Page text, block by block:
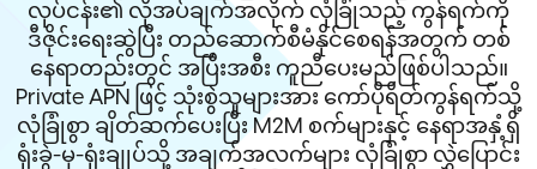
လုပ်ငန်း၏ လိုအပ်ချက်အလိုက် လုံခြုံသည့် ကွန်ရက်ကို
ဒီဇိုင်းရေးဆွဲပြီး တည်ဆောက်စီမံနိုင်စေရန်အတွက် တစ်
နေရာတည်းတွင် အပြီးအစီး ကူညီပေးမည်ဖြစ်ပါသည်။
Private APN ဖြင့် သုံးစွဲသူများအား ကော်ပိုရိတ်ကွန်ရက်သို့
လုံခြုံစွာ ချိတ်ဆက်ပေးပြီး M2M စက်များနှင့် နေရာအနှံ့ရှိ
ရုံးခွဲ-မှ-ရုံးချုပ်သို့ အချက်အလက်များ လုံခြုံစွာ လွှဲပြောင်း